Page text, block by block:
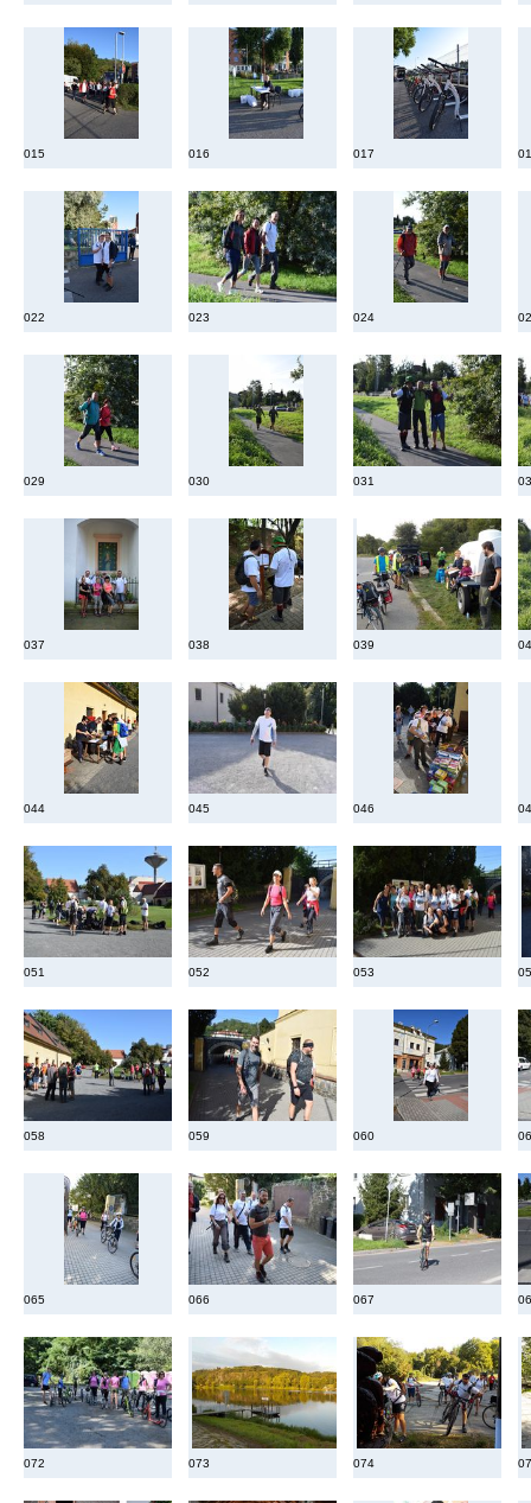
015 016 017
022 023 024
029 030 031
037 038 039
044 045 046
051 052 053
058 059 060
065 066 067
072 073 074